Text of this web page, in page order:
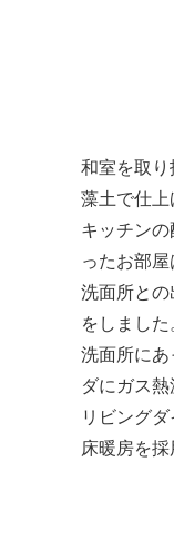
和室を取
藻土で仕上
キッチン
ったお部
洗面所と
をしました。
洗面所に
ダにガス
リビング
床暖房を採